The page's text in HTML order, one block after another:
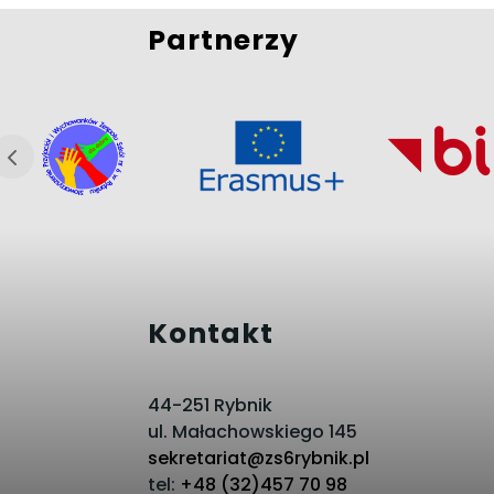
Partnerzy
Kontakt
44-251 Rybnik
ul. Małachowskiego 145
sekretariat@zs6rybnik.pl
tel: +48 (32)457 70 98